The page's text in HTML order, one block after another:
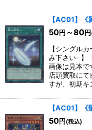
【AC01】《
50円 ～80円
【シングル
み下さい- 】
画像は見本で
店頭買取に
すが、初期
【AC01】《
50円 (税込)